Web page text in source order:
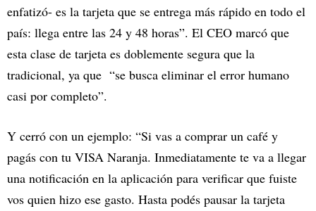
enfatizó- es la tarjeta que se entrega más rápido en todo el
país: llega entre las 24 y 48 horas”. El CEO marcó que
esta clase de tarjeta es doblemente segura que la
tradicional, ya que “se busca eliminar el error humano
casi por completo”.
Y cerró con un ejemplo: “Si vas a comprar un café y
pagás con tu VISA Naranja. Inmediatamente te va a llegar
una notificación en la aplicación para verificar que fuiste
vos quien hizo ese gasto. Hasta podés pausar la tarjeta